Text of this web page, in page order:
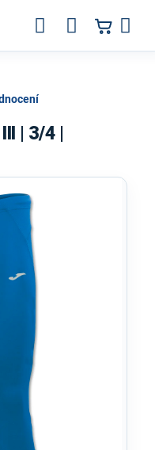
| 3/4 |